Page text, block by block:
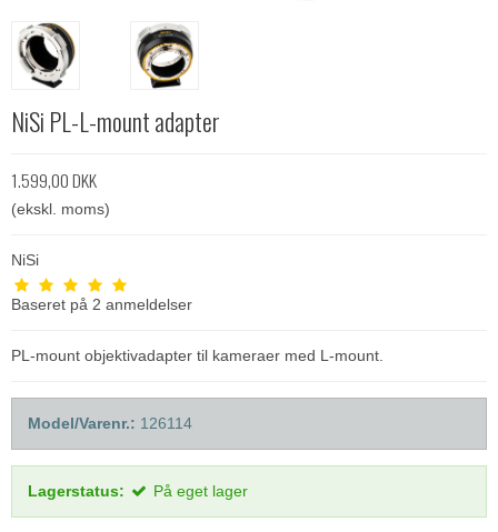
NiSi PL-L-mount adapter
1.599,00 DKK
(ekskl. moms)
NiSi
Baseret på 2 anmeldelser
PL-mount objektivadapter til kameraer med L-mount.
Model/Varenr.: 126114
Lagerstatus: På eget lager